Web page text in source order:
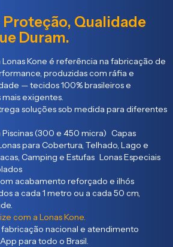
Qualidade
Duram.
Lonas Kone é referência na fabricação de
produzidas com ráfia e
— tecidos 100% brasileiros e
exigentes.
soluções sob medida para diferentes
(300 e 450 micra) Capas
para Cobertura, Telhado, Lago e
Camping e Estufas Lonas Especiais
acabamento reforçado e ilhós
a cada 1 metro ou a cada 50 cm,
com a Lonas Kone.
nacional e atendimento
para todo o Brasil.